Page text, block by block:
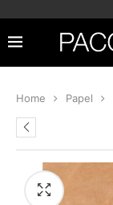
Home Papel